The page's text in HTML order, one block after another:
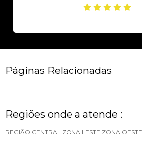
Páginas Relacionadas
Regiões onde a atende :
REGIÃO CENTRAL ZONA LESTE ZONA OESTE